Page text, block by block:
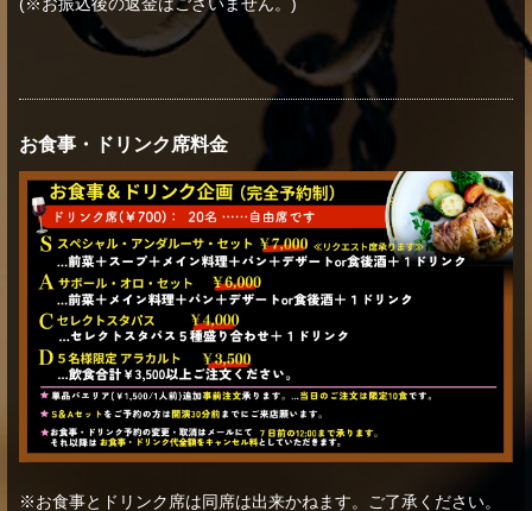
(※お振込後の返金はございません。)
お食事・ドリンク席料金
※お食事とドリンク席は同席は出来かねます。ご了承ください。